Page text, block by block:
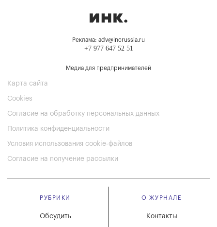
Реклама: adv@incrussia.ru
+7 977 647 52 51
Медиа для предпринимателей
Карта сайта
Cookies
Согласие на обработку персональных данных
Политика конфиденциальности
Условия использования cookie-файлов
Согласие на получение рассылки
РУБРИКИ
Обсудить
О ЖУРНАЛЕ
Контакты